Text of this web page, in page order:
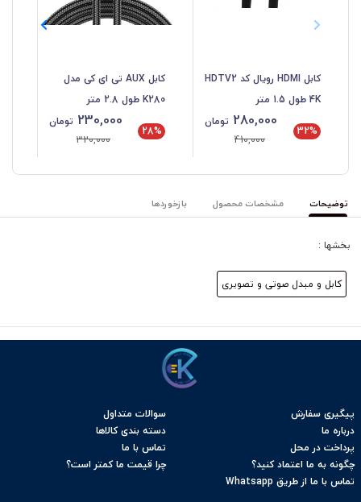
کابل HDMI رویال کد HDTV2
4K طول 1.5 متر
32%
280,000 تومان
410,000
کابل AUX تی ای کی مدل
K280 طول 2.8 متر
28%
230,000 تومان
320,000
توضیحات مشخصات محصول بازخوردها
بخشها :
کابل و مبدل صوتی و تصویری
پیگیری سفارش
سوالات متداول
درباره ما
دسته بندی کالاها
پرداخت در محل
تماس با ما
چگونه به ما اعتماد کنید؟
چرا قیمت ما کمتر است؟
تماس با ما از طریق Whatsapp